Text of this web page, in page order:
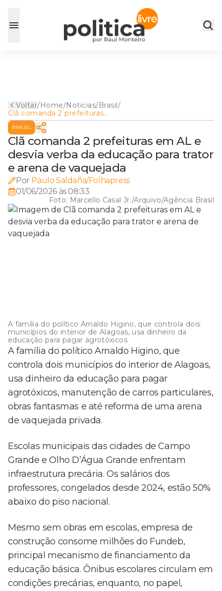
Voltar/Home/Noticias/Brasil/
Clã comanda 2 prefeituras
em AL e desvia verba da
educação para trator e arena
de vaquejada
BRASIL
Clã comanda 2 prefeituras em AL e
desvia verba da educação para trator
e arena de vaquejada
Por Paulo Saldaña/Folhapress
01/06/2026 às 08:33
Foto: Marcello Casal Jr./Arquivo/Agência Brasil
A família do político Arnaldo Higino, que controla dois
municípios do interior de Alagoas, usa dinheiro da
educação para pagar agrotóxicos
A família do político Arnaldo Higino, que
controla dois municípios do interior de Alagoas,
usa dinheiro da educação para pagar
agrotóxicos, manutenção de carros particulares,
obras fantasmas e até reforma de uma arena
de vaquejada privada.
Escolas municipais das cidades de Campo
Grande e Olho D’Água Grande enfrentam
infraestrutura precária. Os salários dos
professores, congelados desde 2024, estão 50%
abaixo do piso nacional.
Mesmo sem obras em escolas, empresa de
construção consome milhões do Fundeb,
principal mecanismo de financiamento da
educação básica. Ônibus escolares circulam em
condições precárias, enquanto, no papel,